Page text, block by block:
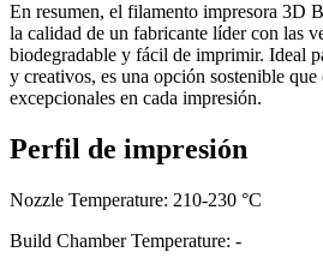
En resumen, el filamento impresora 3D
la calidad de un fabricante líder con las
biodegradable y fácil de imprimir. Ideal
y creativos, es una opción sostenible que
excepcionales en cada impresión.
Perfil de impresión
Nozzle Temperature: 210-230 °C
Build Chamber Temperature: -